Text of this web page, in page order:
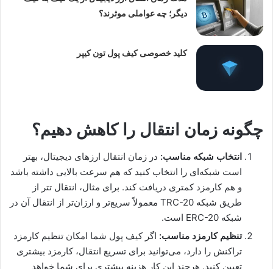
دیگر؛ چه عواملی موثرند؟
کلید خصوصی کیف پول تون کیپر
چگونه زمان انتقال را کاهش دهیم؟
انتخاب شبکه مناسب: در زمان انتقال ارزهای دیجیتال، بهتر
است شبکه‌ای را انتخاب کنید که هم سرعت بالایی داشته باشد
و هم کارمزد کمتری دریافت کند. برای مثال، انتقال تتر از
طریق شبکه TRC-20 معمولاً سریع‌تر و ارزان‌تر از انتقال آن در
شبکه ERC-20 است.
تنظیم کارمزد مناسب: اگر کیف پول شما امکان تنظیم کارمزد
تراکنش را دارد، می‌توانید برای تسریع انتقال، کارمزد بیشتری
تعیین کنید. هرچند این کار هزینه بیشتری برای شما خواهد